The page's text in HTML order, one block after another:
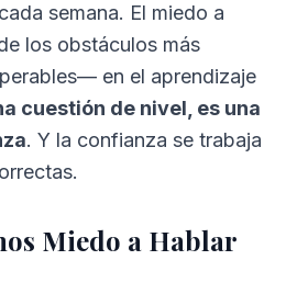
semana. El miedo a
los obstáculos más
en el aprendizaje
cuestión de nivel, es una
. Y la confianza se trabaja
Miedo a Hablar